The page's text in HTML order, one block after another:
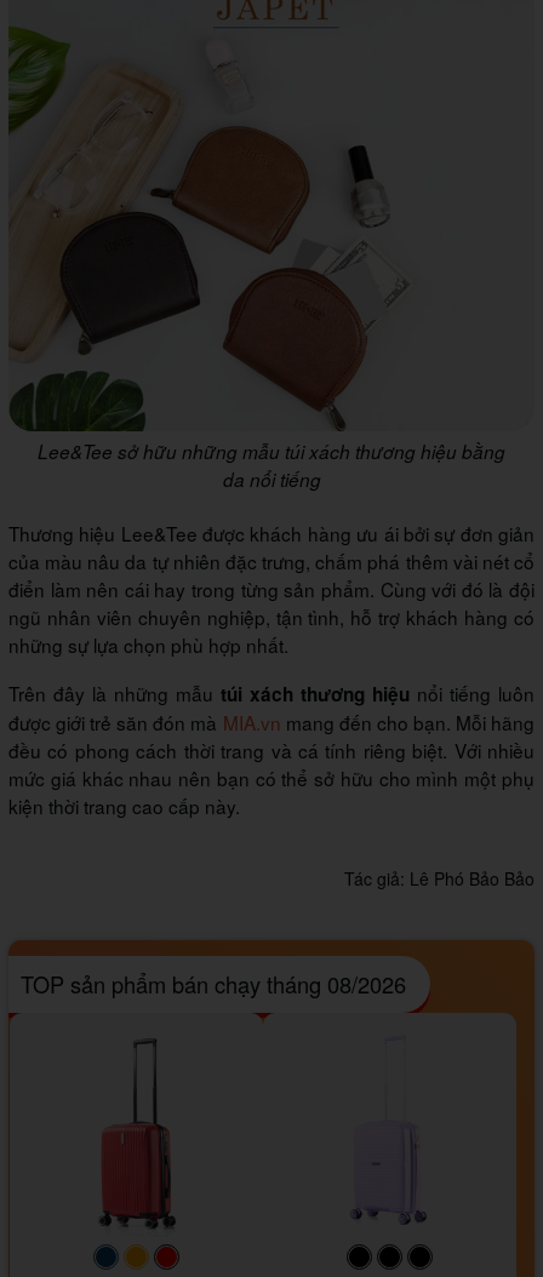
Lee&Tee sở hữu những mẫu túi xách thương hiệu bằng
da nổi tiếng
Thương hiệu Lee&Tee được khách hàng ưu ái bởi sự đơn giản
của màu nâu da tự nhiên đặc trưng, chấm phá thêm vài nét cổ
điển làm nên cái hay trong từng sản phẩm. Cùng với đó là đội
ngũ nhân viên chuyên nghiệp, tận tình, hỗ trợ khách hàng có
những sự lựa chọn phù hợp nhất.
Trên đây là những mẫu túi xách thương hiệu nổi tiếng luôn
được giới trẻ săn đón mà MIA.vn mang đến cho bạn. Mỗi hãng
đều có phong cách thời trang và cá tính riêng biệt. Với nhiều
mức giá khác nhau nên bạn có thể sở hữu cho mình một phụ
kiện thời trang cao cấp này.
Tác giả: Lê Phó Bảo Bảo
TOP sản phẩm bán chạy tháng 08/2026